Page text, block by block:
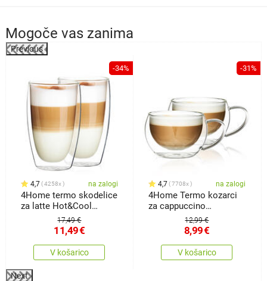
Mogoče vas zanima
Previous
-34%
4,7 4258x na zalogi
4Home termo skodelice
za latte Hot&Cool
410ml, 2 kos
17,49 €
11,49€
V košarico
-31%
4,7 7708x na zalogi
4Home Termo kozarci
za cappuccino
Hot&Cool 280 ml, 2
12,99 €
8,99€
V košarico
Next